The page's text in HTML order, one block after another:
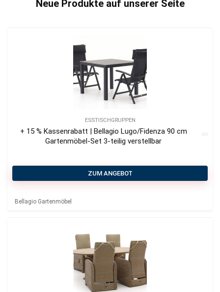
Neue Produkte auf unserer Seite
ESSTISCHGRUPPEN
+ 15 % Kassenrabatt | Bellagio Lugo/Fidenza 90 cm
Gartenmöbel-Set 3-teilig verstellbar
ZUM ANGEBOT
Bellagio Gartenmöbel